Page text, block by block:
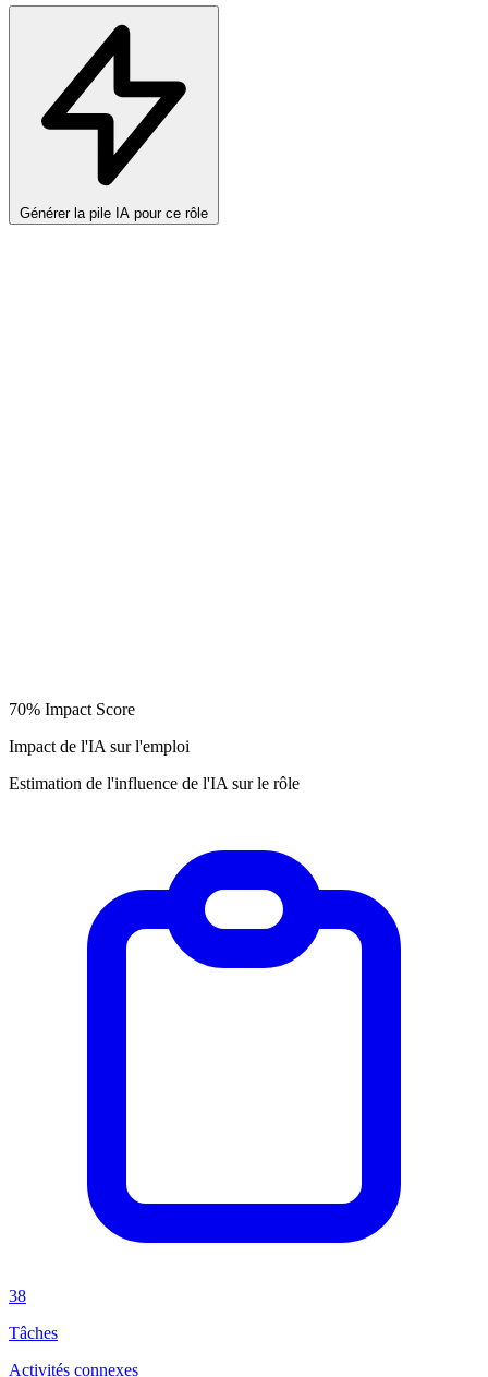
Générer la pile IA pour ce rôle
70% Impact Score
Impact de l'IA sur l'emploi
Estimation de l'influence de l'IA sur le rôle
38
Tâches
Activités connexes